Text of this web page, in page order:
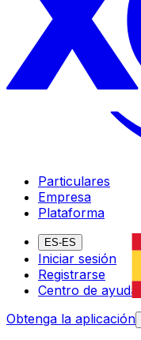
Particulares
Empresa
Plataforma
ES-ES
Iniciar sesión
Registrarse
Centro de ayuda
Obtenga la aplicación